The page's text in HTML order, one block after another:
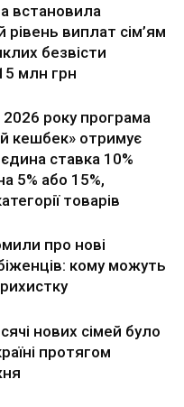
встановила
виплат сім’ям
безвісти
млн грн
року програма
кешбек» отримує
ставка 10%
5% або 15%,
товарів
про нові
кому можуть
нових сімей було
протягом